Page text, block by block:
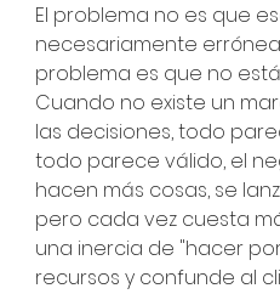
El problema no es que
necesariamente
problema es que no
Cuando no existe un
las decisiones, todo
todo parece válido, el
hacen más cosas, se
pero cada vez cuesta
una inercia de "hacer
recursos y confunde al